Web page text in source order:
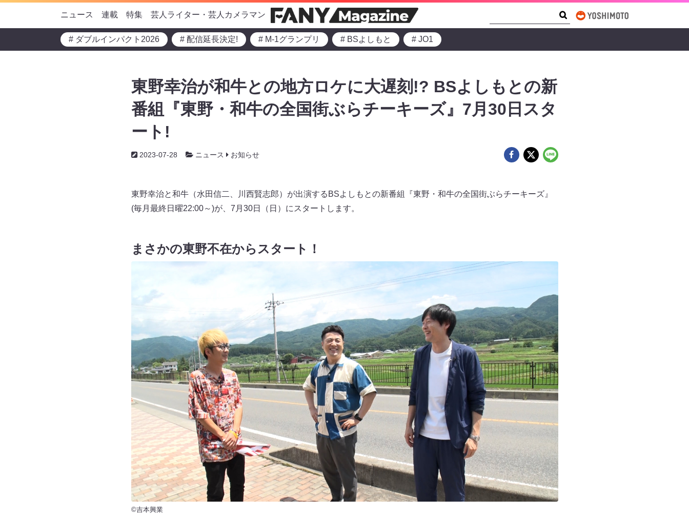
ニュース 連載 特集 芸人ライター・芸人カメラマン
# ダブルインパクト2026 # 配信延長決定! # M-1グランプリ # BSよしもと # JO1
東野幸治が和牛との地方ロケに大遅刻!? BSよしもとの新
番組『東野・和牛の全国街ぶらチーキーズ』7月30日スタ
ート!
2023-07-28 ニュース お知らせ
東野幸治と和牛（水田信二、川西賢志郎）が出演するBSよしもとの新番組『東野・和牛の全国街ぶらチーキーズ』
(毎月最終日曜22:00～)が、7月30日（日）にスタートします。
まさかの東野不在からスタート！
©吉本興業